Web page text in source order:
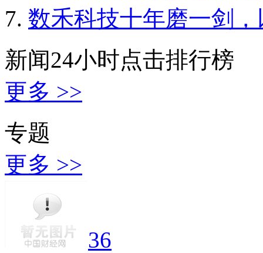
数禾科技十年磨一剑
新闻24小时点击排行榜
更多 >>
专题
更多 >>
36